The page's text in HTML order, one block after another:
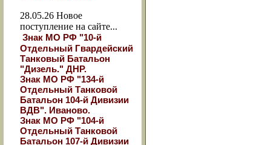
28.05.26 Новое
поступление на сайте...
Знак МО РФ "10-й
Отдельный Гвардейский
Танковый Батальон
"Дизель." ДНР.
Знак МО РФ "134-й
Отдельный Танковой
Батальон 104-й Дивизии
ВДВ". Иваново.
Знак МО РФ "104-й
Отдельный Танковой
Батальон 107-й Дивизии